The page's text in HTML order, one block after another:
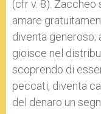
(cfr v. 8).
amare
diventa generoso;
gioisce nel
scoprendo di
peccati, diventa
del denaro un